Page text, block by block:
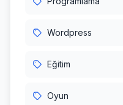
Wordpress
Eğitim
Oyun